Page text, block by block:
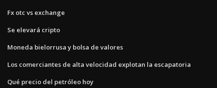
Fx otc vs exchange
Se elevará cripto
Moneda bielorrusa y bolsa de valores
Los comerciantes de alta velocidad explotan la escapatoria
Qué precio del petróleo hoy